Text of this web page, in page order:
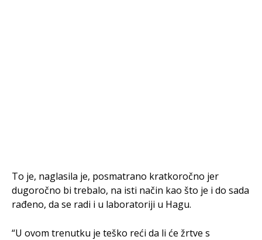
To je, naglasila je, posmatrano kratkoročno jer
dugoročno bi trebalo, na isti način kao što je i do sada
rađeno, da se radi i u laboratoriji u Hagu.
“U ovom trenutku je teško reći da li će žrtve s